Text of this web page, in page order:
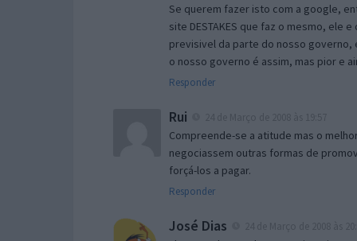
Se querem fazer isto com a google,
site DESTAKES que faz o mesmo, ele
previsivel da parte do nosso governo,
o nosso governo é assim, mas pior e
Responder
Rui
Compreende-se a atitude mas o
negociassem outras formas de
forçá-los a pagar.
Responder
José Dias